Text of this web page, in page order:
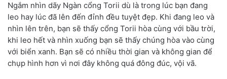
Ngắm nhìn dãy Ngàn cổng Torii dù là trong lúc bạn đang
leo hay lúc đã lên đến đỉnh đều tuyệt đẹp. Khi đang leo và
nhìn lên trên, bạn sẽ thấy cổng Torii hòa cùng với bầu trời,
khi leo hết và nhìn xuống bạn sẽ thấy chúng hòa vào cùng
với biển xanh. Bạn sẽ có nhiều thời gian và không gian để
chụp hình hơn vì nơi đây không quá đông đúc, vội vã.